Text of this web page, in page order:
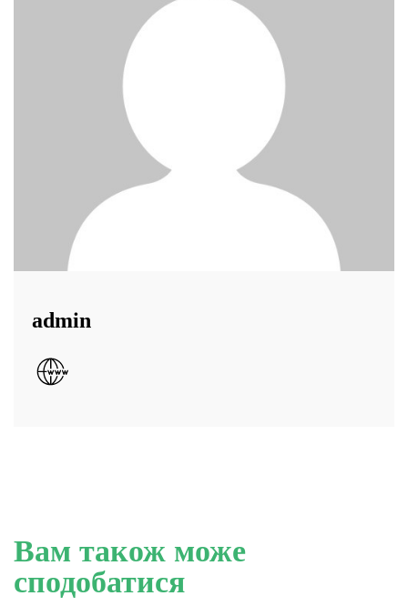
admin
Вам також може
сподобатися